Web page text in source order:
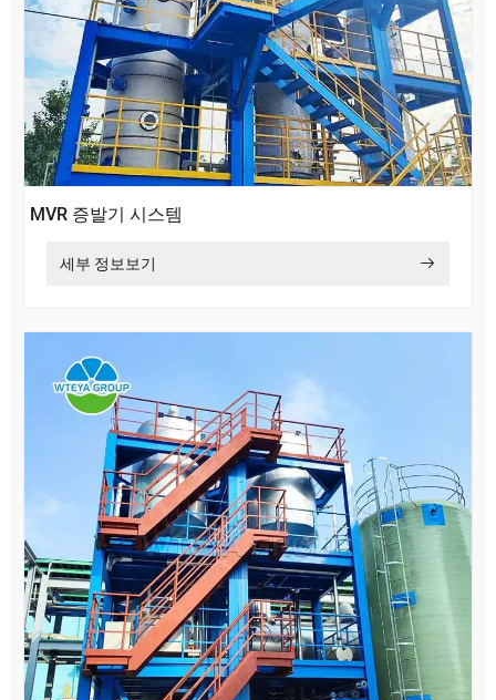
MVR 증발기 시스템
세부 정보보기